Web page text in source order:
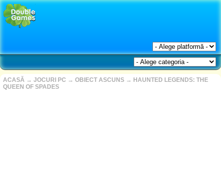
ACASĂ → JOCURI PC → OBIECT ASCUNS → HAUNTED LEGENDS: THE
QUEEN OF SPADES